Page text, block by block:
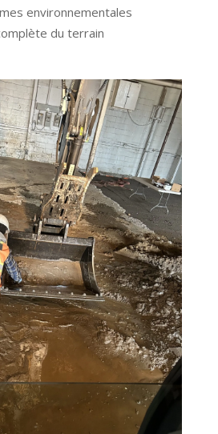
environnementales
du terrain